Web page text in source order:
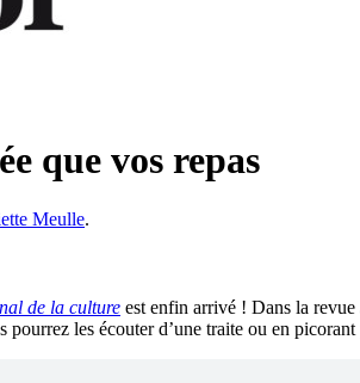
que vos repas
Meulle.
de la culture est enfin arrivé ! Dans la revue
pourrez les écouter d’une traite ou en